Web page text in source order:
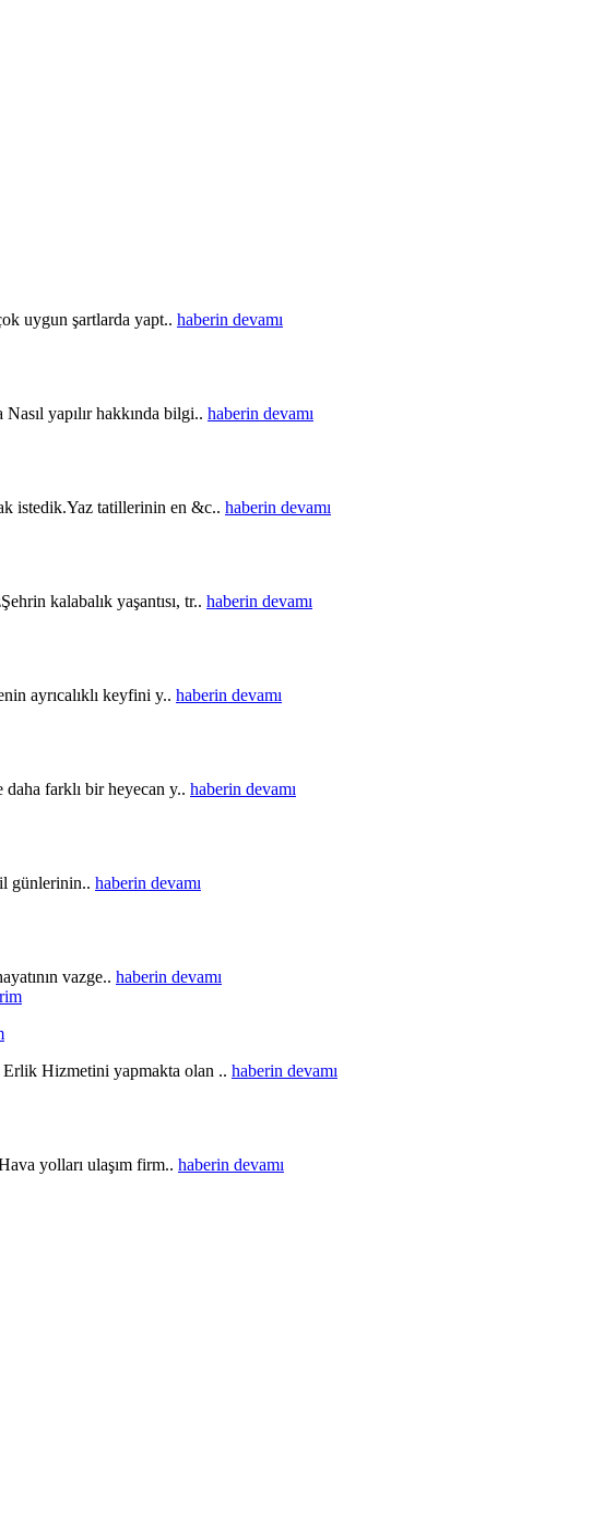
uygun şartlarda yapt.. haberin devamı
yapılır hakkında bilgi.. haberin devamı
istedik.Yaz tatillerinin en &c.. haberin devamı
kalabalık yaşantısı, tr.. haberin devamı
ayrıcalıklı keyfini y.. haberin devamı
farklı bir heyecan y.. haberin devamı
günlerinin.. haberin devamı
vazge.. haberin devamı
Hizmetini yapmakta olan .. haberin devamı
yolları ulaşım firm.. haberin devamı